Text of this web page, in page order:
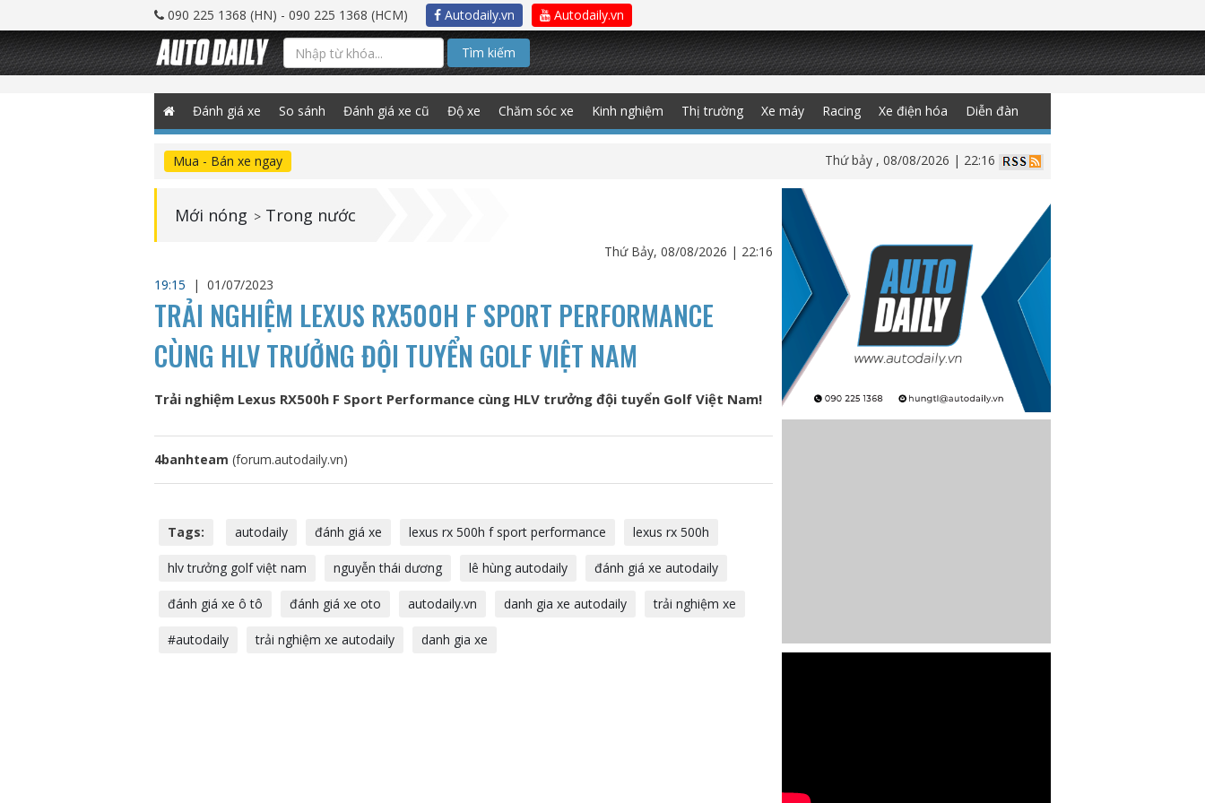
090 225 1368 (HN) - 090 225 1368 (HCM) Autodaily.vn Autodaily.vn
Tìm kiếm
Đánh giá xe So sánh Đánh giá xe cũ Độ xe Chăm sóc xe Kinh nghiệm Thị trường Xe máy Racing Xe điện hóa Diễn đàn
Mua - Bán xe ngay Thứ bảy , 08/08/2026 | 22:16
Mới nóng > Trong nước
Thứ Bảy, 08/08/2026 | 22:16
19:15
| 01/07/2023
TRẢI NGHIỆM LEXUS RX500H F SPORT PERFORMANCE
CÙNG HLV TRƯỞNG ĐỘI TUYỂN GOLF VIỆT NAM
Trải nghiệm Lexus RX500h F Sport Performance cùng HLV trưởng đội tuyển Golf Việt Nam!
4banhteam (forum.autodaily.vn)
Tags: autodaily đánh giá xe lexus rx 500h f sport performance lexus rx 500h
hlv trưởng golf việt nam nguyễn thái dương lê hùng autodaily đánh giá xe autodaily
đánh giá xe ô tô đánh giá xe oto autodaily.vn danh gia xe autodaily trải nghiệm xe
#autodaily trải nghiệm xe autodaily danh gia xe